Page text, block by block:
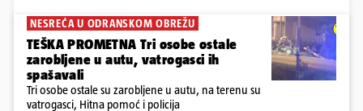
NESREĆA U ODRANSKOM OBREŽU
TEŠKA PROMETNA Tri osobe ostale
zarobljene u autu, vatrogasci ih
spašavali
Tri osobe ostale su zarobljene u autu, na terenu su
vatrogasci, Hitna pomoć i policija